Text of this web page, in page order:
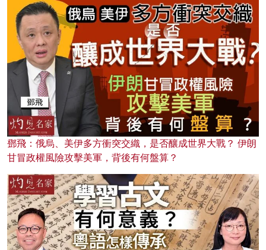
鄧飛：俄烏、美伊多方衝突交織，是否釀成世界大戰？ 伊朗
甘冒政權風險攻擊美軍，背後有何盤算？